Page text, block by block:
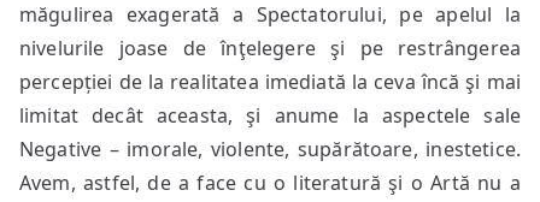
măgulirea exagerată a Spectatorului, pe apelul la
nivelurile joase de înţelegere şi pe restrângerea
percepției de la realitatea imediată la ceva încă şi mai
limitat decât aceasta, şi anume la aspectele sale
Negative – imorale, violente, supărătoare, inestetice.
Avem, astfel, de a face cu o literatură şi o Artă nu a